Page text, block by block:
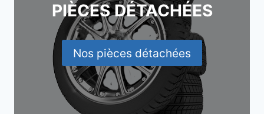
PIÈCES DÉTACHÉES
Nos pièces détachées